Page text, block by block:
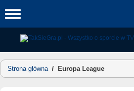
to
Strona główna/ Europa League